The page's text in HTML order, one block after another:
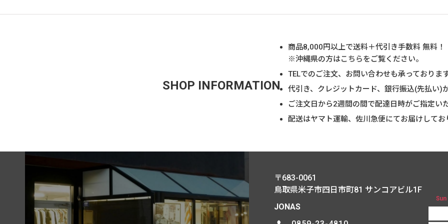
SHOP INFORMATION
商品8,000円以上で送料＋代引き手数料 無料！
※沖縄県の方はこちらをご覧ください。
TELでのご注文、お問い合わせも承っておりま
代引き、クレジットカード、銀行振込(先払い)
ご注文日から2週間の間で配達日時がご指定い
配送はヤマト運輸、佐川急便にてお届けしてお
〒683-0061
鳥取県米子市四日市町81 サンコアビル1F
JONAS
Sun